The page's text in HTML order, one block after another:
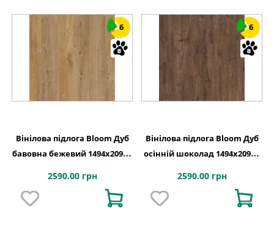
6
Вінілова підлога Bloom Дуб
бавовна бежевий 1494х209x6
2590.00 грн
6
Вінілова підлога Bloom Дуб
осінній шоколад 1494х209x6
2590.00 грн